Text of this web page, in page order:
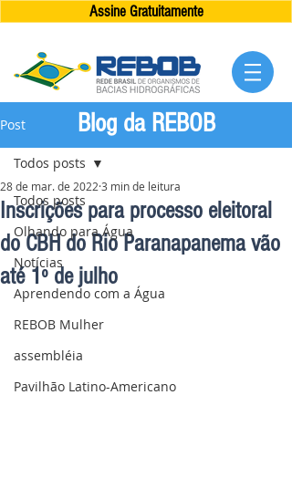
Assine Gratuitamente
Post
Todos posts
Olhando para Água
Notícias
Aprendendo com a Água
REBOB Mulher
assembléia
Pavilhão Latino-Americano
Todos posts
Inscrições para processo eleitoral
do CBH do Rio Paranapanema vão
até 1º de julho
28 de mar. de 2022 3 min de leitura
Blog da REBOB